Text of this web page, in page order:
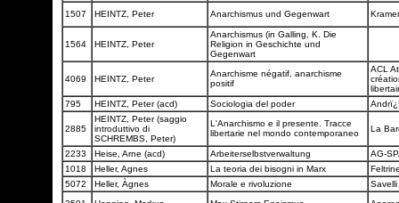
1507
HEINTZ, Peter Anarchismus und Gegenwart
1564 HEINTZ, Peter
Anarchismus (in Galling, K. Die
Religion in Geschichte und
Gegenwart
4069 HEINTZ, Peter
Anarchisme négatif, anarchisme
positif
ACL
795
HEINTZ, Peter (acd) Sociologia del poder
2885
HEINTZ, Peter (saggio
introduttivo di
SCHREMBS, Peter)
L'Anarchismo e il presente. Tracce
libertarie nel mondo contemporaneo
La
2233 Heise, Arne (acd) Arbeiterselbstverwaltung
AG-
1018
Heller, Agnes La teoria dei bisogni in Marx
5072
Heller, Àgnes Morale e rivoluzione
Savelli